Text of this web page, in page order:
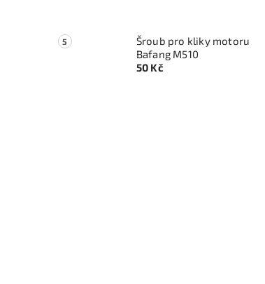
Šroub pro kliky motoru
Bafang M510
50 Kč